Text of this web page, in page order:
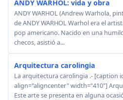
ANDY WARHOL: vida y obra
ANDY WARHOL (Andrew Warhola,
de ANDY WARHOL Warhol era el
pop americano. Nacido en una
checos, asistió a...
Arquitectura carolingia
La arquitectura carolingia .- [caption
align="aligncenter" width="410"]
Este arte se presenta en alguna